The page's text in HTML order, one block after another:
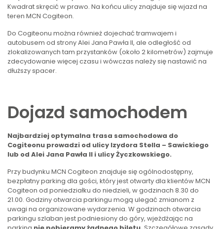
Kwadrat skręcić w prawo. Na końcu ulicy znajduje się wjazd na
teren MCN Cogiteon.
Do Cogiteonu można również dojechać tramwajem i
autobusem od strony Alei Jana Pawła II, ale odległość od
zlokalizowanych tam przystanków (około 2 kilometrów) zajmuje
zdecydowanie więcej czasu i wówczas należy się nastawić na
dłuższy spacer.
Dojazd samochodem
Najbardziej optymalna trasa samochodowa do
Cogiteonu prowadzi od ulicy Izydora Stella – Sawickiego
lub od Alei Jana Pawła II i ulicy Życzkowskiego.
Przy budynku MCN Cogiteon znajduje się ogólnodostępny,
bezpłatny parking dla gości, który jest otwarty dla klientów MCN
Cogiteon od poniedziałku do niedzieli, w godzinach 8.30 do
21.00. Godziny otwarcia parkingu mogą ulegać zmianom z
uwagi na organizowane wydarzenia. W godzinach otwarcia
parkingu szlaban jest podniesiony do góry, wjeżdżając na